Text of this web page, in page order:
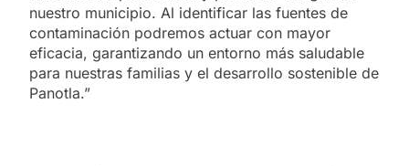
nuestro municipio. Al identificar las fuentes de
contaminación podremos actuar con mayor
eficacia, garantizando un entorno más saludable
para nuestras familias y el desarrollo sostenible de
Panotla.”